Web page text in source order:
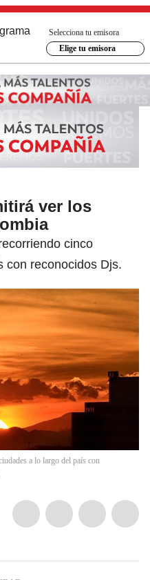
Selecciona tu emisora
Elige tu emisora
ver los
cinco
con reconocidos Djs.
a lo largo del país con